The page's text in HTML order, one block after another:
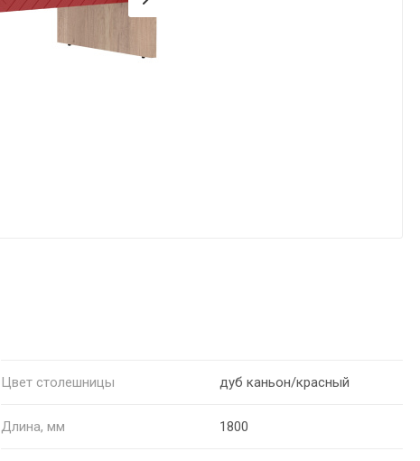
Цвет столешницы дуб каньон/красный
Длина, мм 1800